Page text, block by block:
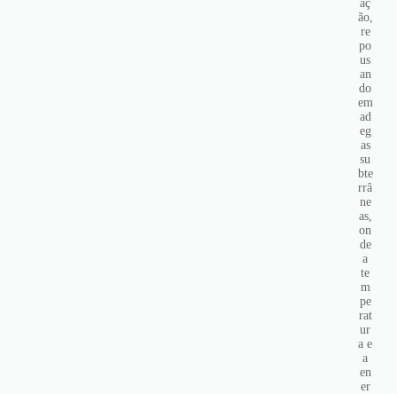
aç
ão,
re
po
us
an
do
em
ad
eg
as
su
bte
rrâ
ne
as,
on
de
a
te
m
pe
rat
ur
a e
a
en
er